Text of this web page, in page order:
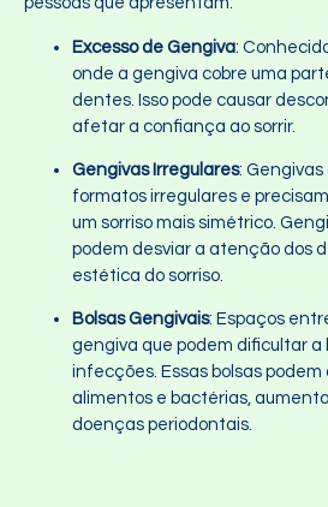
Excesso de Gengiva:
onde a gengiva cobre uma
dentes. Isso pode causar
afetar a confiança ao sorrir.
Gengivas Irregulares:
formatos irregulares e
um sorriso mais simétrico.
podem desviar a atenção dos
estética do sorriso.
Bolsas Gengivais: Espaços
gengiva que podem dificultar a
infecções. Essas bolsas
alimentos e bactérias,
doenças periodontais.